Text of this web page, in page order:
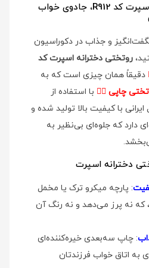
خرید روتختی دخترانه اسپرت کد R912، جادوی خواب
و جذاب در دکوراسیون
روتختی دخترانه اسپرت کد
دقیقاً همان چیزی است که به
چاپی 👉🏻 با استفاده از
با کیفیت بالا تولید شده و
دارد که جلوه‌ای بی‌نظیر به
دخترانه اسپرت
: پارچه میکرو ترک یا مخمل
که نه پرز می‌دهد و نه رنگ آن
: چاپ سه‌بعدی خیره‌کننده‌ای
به اتاق خواب فرزندتان